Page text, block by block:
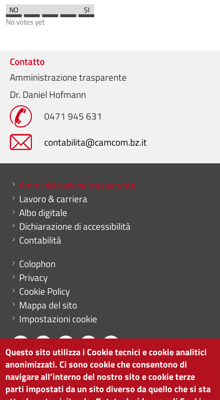
No votes yet
Contatto
Amministrazione trasparente
Dr. Daniel Hofmann
0471 945 631
contabilita@camcom.bz.it
Mini menu di servizio
Amministrazione trasparente
Lavoro & carriera
Albo digitale
Dichiarazione di accessibilità
Contabilità
Menu footer
Colophon
Privacy
Cookie Policy
Mappa del sito
Impostazioni cookie
CAMERA DI COMMERCIO DI BOLZANO
via Alto Adige 60 | I-39100 Bolzano
Questo sito utilizza i Cookie tecnici e cookie analitici
anonimizzati. Ci sono cookie che consentono di
navigare all’interno del nostro sito e cookie terze
parti impostati da un sito diverso da quello che si sta